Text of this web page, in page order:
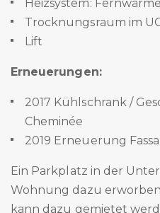
Heizsystem:
Trocknungsraum im
Lift
Erneuerungen:
2017 Kühlschrank /
Cheminée
2019 Erneuerung
Ein Parkplatz in der
Wohnung dazu
kann dazu gemietet